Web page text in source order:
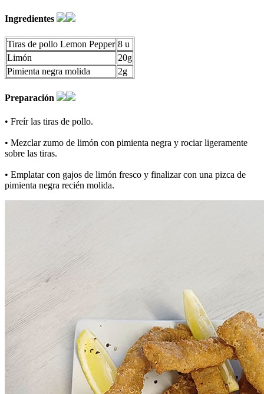
Ingredientes
Tiras de pollo Lemon Pepper 8 u
Limón
20g
Pimienta negra molida
2g
Preparación
• Freír las tiras de pollo.
• Mezclar zumo de limón con pimienta negra y rociar ligeramente
sobre las tiras.
• Emplatar con gajos de limón fresco y finalizar con una pizca de
pimienta negra recién molida.